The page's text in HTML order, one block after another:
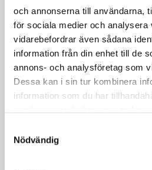
och annonserna till användarna,
för sociala medier och analysera
vidarebefordrar även sådana
information från din enhet till de
annons- och analysföretag som
Dessa kan i sin tur kombinera
information som du har
Nödvändig
Träsked
Pris
35,00 kr